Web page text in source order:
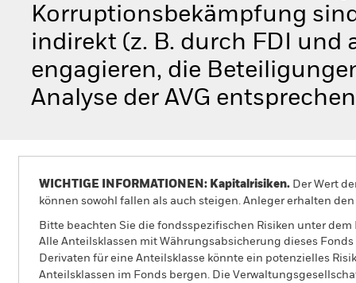
Korruptionsbekämpfung
indirekt (z. B. durch FDI und
engagieren, die
Analyse der AVG
WICHTIGE INFORMATIONEN: Kapitalrisiken. Der Wert
können sowohl fallen als auch steigen. Anleger erhalten
Bitte beachten Sie die fondsspezifischen Risiken unter dem
Alle Anteilsklassen mit Währungsabsicherung dieses
Derivaten für eine Anteilsklasse könnte ein potenzielles
Anteilsklassen im Fonds bergen. Die